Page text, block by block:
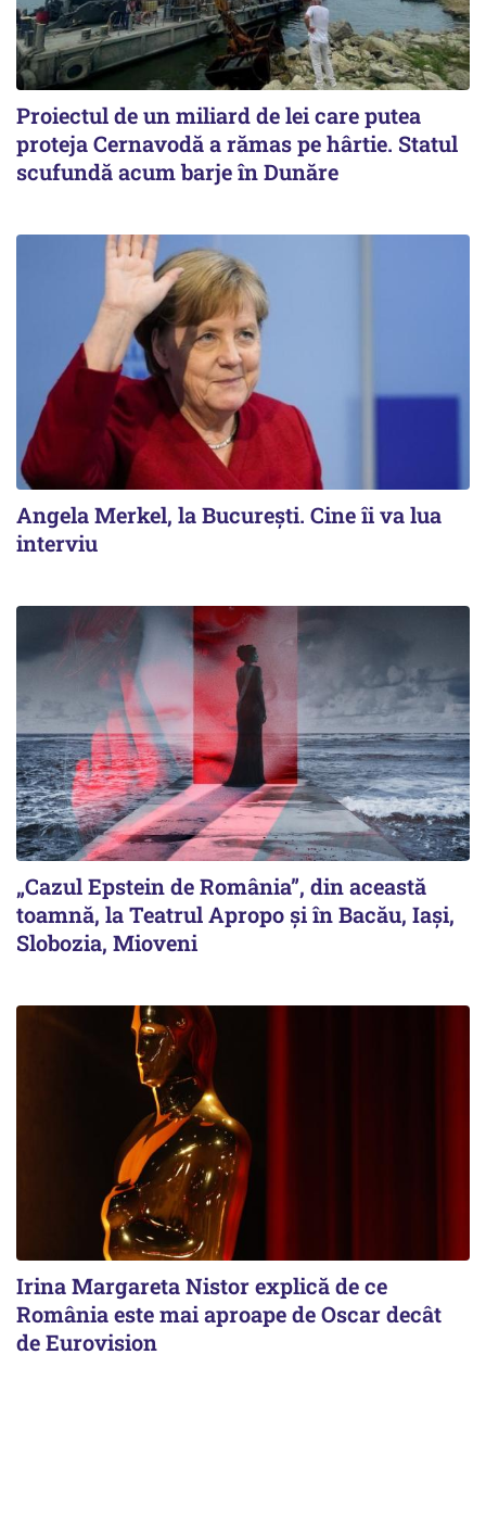
Proiectul de un miliard de lei care putea
proteja Cernavodă a rămas pe hârtie. Statul
scufundă acum barje în Dunăre
Angela Merkel, la București. Cine îi va lua
interviu
„Cazul Epstein de România”, din această
toamnă, la Teatrul Apropo și în Bacău, Iași,
Slobozia, Mioveni
Irina Margareta Nistor explică de ce
România este mai aproape de Oscar decât
de Eurovision